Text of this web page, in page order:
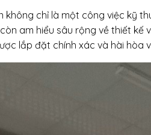
không chỉ là một công việc kỹ
am hiểu sâu rộng về thiết kế
lắp đặt chính xác và hài hòa